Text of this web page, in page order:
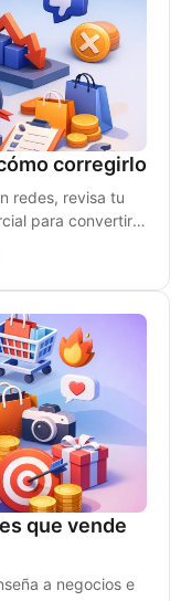
corregirlo
redes, revisa tu
para convertir
que vende
a negocios e